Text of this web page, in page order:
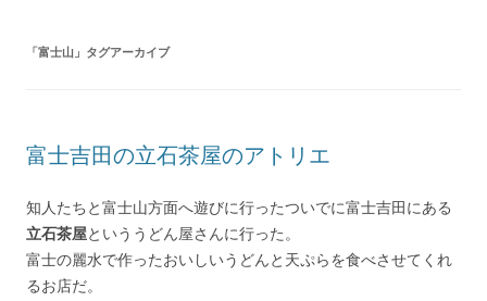
「富士山 」タグアーカイブ
富士吉田の立石茶屋のアトリエ
知人たちと富士山方面へ遊びに行ったついでに富士吉田にある
立石茶屋といううどん屋さんに行った。
富士の麗水で作ったおいしいうどんと天ぷらを食べさせてくれ
るお店だ。